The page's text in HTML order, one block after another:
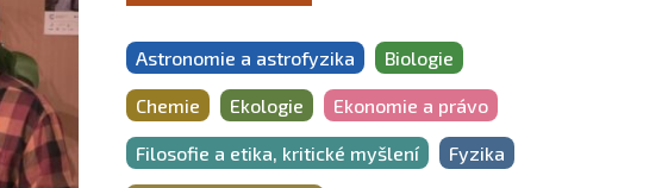
Astronomie a astrofyzika Biologie
Chemie Ekologie Ekonomie a právo
Filosofie a etika, kritické myšlení Fyzika